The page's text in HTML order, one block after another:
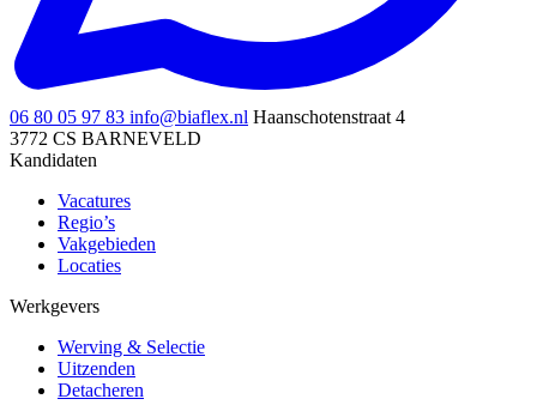
06 80 05 97 83 info@biaflex.nl Haanschotenstraat 4
3772 CS BARNEVELD
Kandidaten
Vacatures
Regio’s
Vakgebieden
Locaties
Werkgevers
Werving & Selectie
Uitzenden
Detacheren